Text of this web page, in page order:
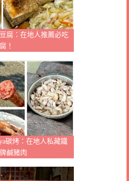
腐：在地人推薦必吃
！
碳烤：在地人私藏鐵
鹹豬肉